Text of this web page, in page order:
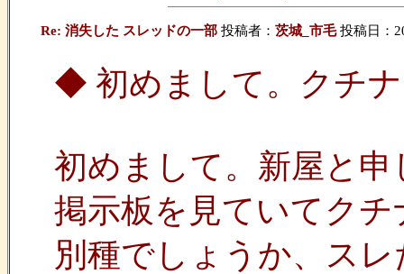
Re: 消失した スレッドの一部 投稿者： 茨城_市毛投稿日：
◆ 初めまして。クチ
初めまして。新屋と申
掲示板を見ていてク
別種でしょうか、ス